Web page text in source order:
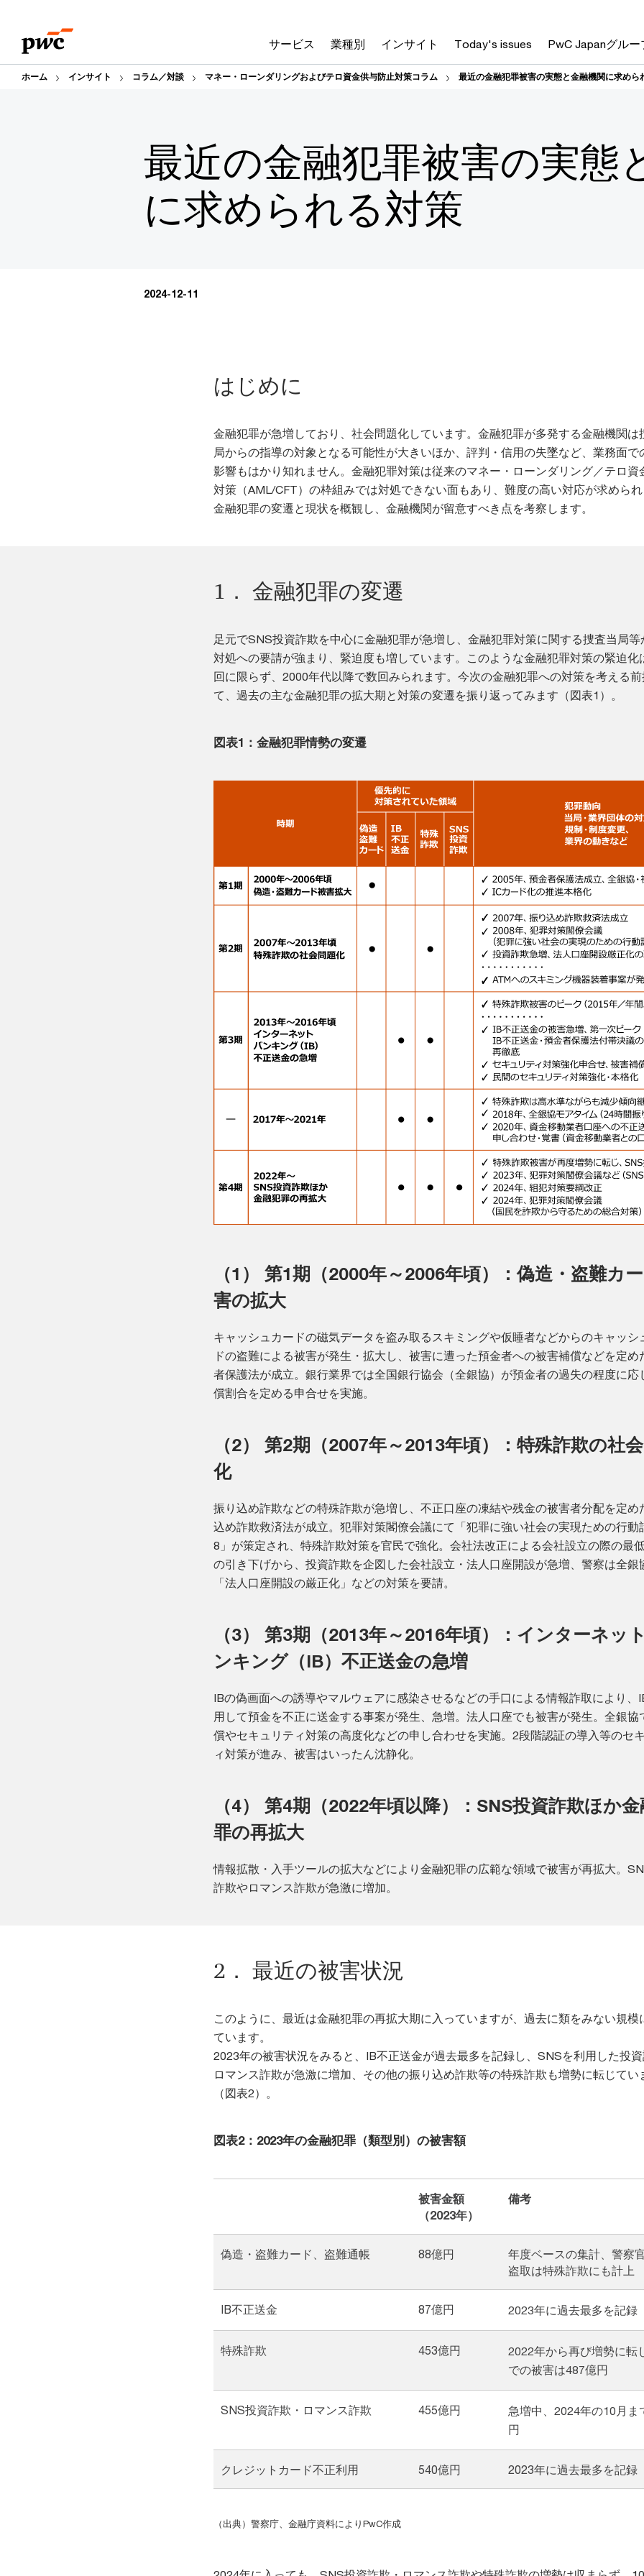
content
footer
サービス 業種別 インサイト Today's issues PwC Japanグルー
ホーム インサイト コラム／対談 マネー・ローンダリングおよびテロ資金供与防止対策コラム 最近の金融犯罪被害の実態と金融機関に求めら
最近の金融犯罪被害の実態
に求められる対策
2024-12-11
はじめに
金融犯罪が急増しており、社会問題化しています。金融犯罪が多発する金融機関は
局からの指導の対象となる可能性が大きいほか、評判・信用の失墜など、業務面で
影響もはかり知れません。金融犯罪対策は従来のマネー・ローンダリング／テロ資
対策（AML/CFT）の枠組みでは対処できない面もあり、難度の高い対応が求めら
金融犯罪の変遷と現状を概観し、金融機関が留意すべき点を考察します。
1． 金融犯罪の変遷
足元でSNS投資詐欺を中心に金融犯罪が急増し、金融犯罪対策に関する捜査当局等
対処への要請が強まり、緊迫度も増しています。このような金融犯罪対策の緊迫化
回に限らず、2000年代以降で数回みられます。今次の金融犯罪への対策を考える
て、過去の主な金融犯罪の拡大期と対策の変遷を振り返ってみます（図表1）。
図表1：金融犯罪情勢の変遷
（1） 第1期（2000年～2006年頃）：偽造・盗難カ
害の拡大
キャッシュカードの磁気データを盗み取るスキミングや仮睡者などからのキャッシ
ドの盗難による被害が発生・拡大し、被害に遭った預金者への被害補償などを定め
者保護法が成立。銀行業界では全国銀行協会（全銀協）が預金者の過失の程度に応
償割合を定める申合せを実施。
（2） 第2期（2007年～2013年頃）：特殊詐欺の社
化
振り込め詐欺などの特殊詐欺が急増し、不正口座の凍結や残金の被害者分配を定め
込め詐欺救済法が成立。犯罪対策閣僚会議にて「犯罪に強い社会の実現ための行動
8」が策定され、特殊詐欺対策を官民で強化。会社法改正による会社設立の際の最
の引き下げから、投資詐欺を企図した会社設立・法人口座開設が急増、警察は全銀
「法人口座開設の厳正化」などの対策を要請。
（3） 第3期（2013年～2016年頃）：インターネッ
ンキング（IB）不正送金の急増
IBの偽画面への誘導やマルウェアに感染させるなどの手口による情報詐取により、
用して預金を不正に送金する事案が発生、急増。法人口座でも被害が発生。全銀協
償やセキュリティ対策の高度化などの申し合わせを実施。2段階認証の導入等のセ
ィ対策が進み、被害はいったん沈静化。
（4） 第4期（2022年頃以降）：SNS投資詐欺ほか
罪の再拡大
情報拡散・入手ツールの拡大などにより金融犯罪の広範な領域で被害が再拡大。
詐欺やロマンス詐欺が急激に増加。
2． 最近の被害状況
このように、最近は金融犯罪の再拡大期に入っていますが、過去に類をみない規模
ています。
2023年の被害状況をみると、IB不正送金が過去最多を記録し、SNSを利用した投
ロマンス詐欺が急激に増加、その他の振り込め詐欺等の特殊詐欺も増勢に転じてい
（図表2）。
図表2：2023年の金融犯罪（類型別）の被害額
被害金額
（2023年）
備考
偽造・盗難カード、盗難通帳 88億円
年度ベースの集計、警察
盗取は特殊詐欺にも計上
IB不正送金 87億円 2023年に過去最多を記録
特殊詐欺 453億円
2022年から再び増勢に転
での被害は487億円
SNS投資詐欺・ロマンス詐欺 455億円
急増中、2024年の10月ま
円
クレジットカード不正利用 540億円 2023年に過去最多を記録
（出典）警察庁、金融庁資料によりPwC作成